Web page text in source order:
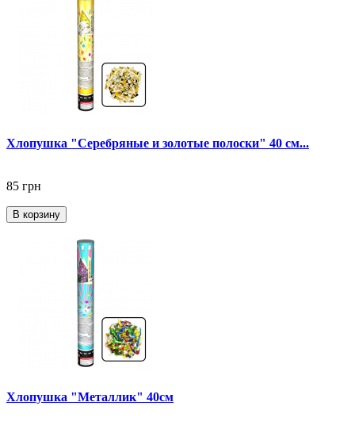
Хлопушка "Серебряные и золотые полоски" 40 см...
85 грн
В корзину
Хлопушка "Металлик" 40см